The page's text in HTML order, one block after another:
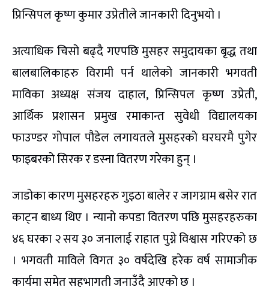
प्रिन्सिपल कृष्ण कुमार उप्रेतीले जानकारी दिनुभयो ।
अत्याधिक चिसो बढ्दै गएपछि मुसहर समुदायका बृद्ध तथा
बालबालिकाहरु विरामी पर्न थालेको जानकारी भगवती
माविका अध्यक्ष संजय दाहाल, प्रिन्सिपल कृष्ण उप्रेती,
आर्थिक प्रशासन प्रमुख रमाकान्त सुवेधी विद्यालयका
फाउण्डर गोपाल पौडेल लगायतले मुसहरको घरघरमै पुगेर
फाइबरको सिरक र डस्ना वितरण गरेका हुन् ।
जाडोका कारण मुसहरहरु गुइठा बालेर र जागग्राम बसेर रात
काट्न बाध्य थिए । न्यानो कपडा वितरण पछि मुसहरहरुका
४६ घरका २ सय ३० जनालाई राहात पुग्ने विश्वास गरिएको छ
। भगवती माविले विगत ३० वर्षदेखि हरेक वर्ष सामाजीक
कार्यमा समेत सहभागती जनाउँदै आएको छ ।